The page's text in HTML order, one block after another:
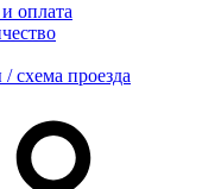
оплата
схема проезда